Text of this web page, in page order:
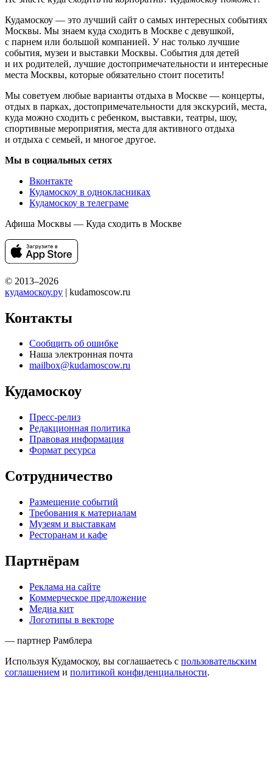
Кудамоскоу — это лучший сайт о самых интересных событиях
Москвы. Мы знаем куда сходить в Москве с девушкой,
с парнем или большой компанией. У нас только лучшие
события, музеи и выставки Москвы. События для детей
и их родителей, лучшие достопримечательности и интересные
места Москвы, которые обязательно стоит посетить!
Мы советуем любые варианты отдыха в Москве — концерты,
отдых в парках, достопримечательности для экскурсий, места,
куда можно сходить с ребенком, выставки, театры, шоу,
спортивные мероприятия, места для активного отдыха
и отдыха с семьей, и многое другое.
Мы в социальных сетях
Вконтакте
Кудамоскоу в однокласниках
Кудамоскоу в телеграме
Афиша Москвы — Куда сходить в Москве
© 2013–2026
кудамоскоу.ру | kudamoscow.ru
Контакты
Сообщить об ошибке
Наша электронная почта
mailbox@kudamoscow.ru
Кудамоскоу
Пресс-релиз
Редакционная политика
Правовая информация
Формат ресурса
Сотрудничество
Размещение событий
Требования к материалам
Музеям и выставкам
Ресторанам и кафе
Партнёрам
Реклама на сайте
Коммерческое предложение
Медиа кит
Логотипы в векторе
— партнер Рамблера
Используя Кудамоскоу, вы соглашаетесь с пользовательским
соглашением и политикой конфиденциальности.